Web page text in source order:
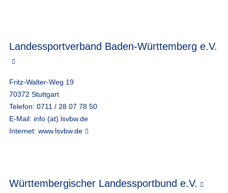
Landessportverband Baden-Württemberg e.V.
Fritz-Walter-Weg 19
70372 Stuttgart
Telefon: 0711 / 28 07 78 50
E-Mail: info (at) lsvbw.de
Internet: www.lsvbw.de
Württembergischer Landessportbund e.V.